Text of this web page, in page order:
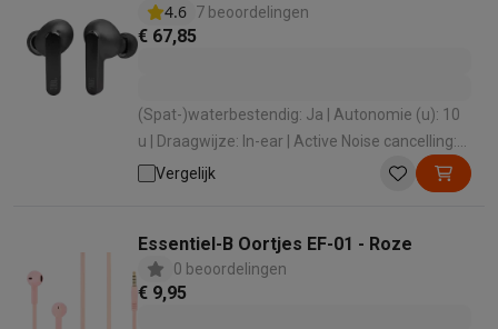
4.6 7 beoordelingen
€ 67,85
(Spat-)waterbestendig: Ja | Autonomie (u): 10
u | Draagwijze: In-ear | Active Noise cancelling:
Ja | Ingebouwde microfoon: Ja
Vergelijk
Essentiel-B Oortjes EF-01 - Roze
0 beoordelingen
€ 9,95